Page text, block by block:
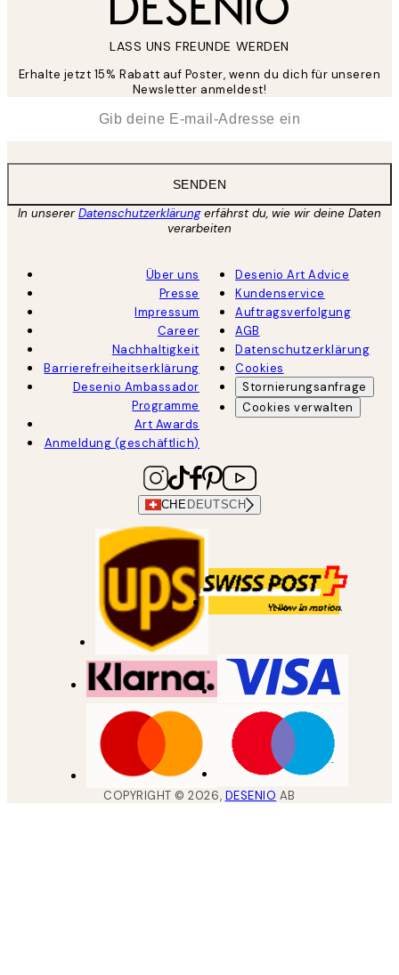
LASS UNS FREUNDE WERDEN
Erhalte jetzt 15% Rabatt auf Poster, wenn du dich für unseren
Newsletter anmeldest!
SENDEN
In unsererDatenschutzerklärungerfährst du, wie wir deine Daten
verarbeiten
Über uns
Presse
Impressum
Career
Nachhaltigkeit
Barrierefreiheitserklärung
Desenio Ambassador
Programme
Art Awards
Anmeldung (geschäftlich)
Desenio Art Advice
Kundenservice
Auftragsverfolgung
AGB
Datenschutzerklärung
Cookies
Stornierungsanfrage
Cookies verwalten
CHE DEUTSCH
COPYRIGHT ©2026, DESENIO AB